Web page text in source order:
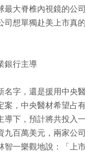
最大脊椎內視鏡的公
想單獨赴美上市真
銀行主導
名字，還是援用中央
案，中央醫材希望占
導下，預計將共投入
九百萬美元，兩家公
智一樂觀地說：「上